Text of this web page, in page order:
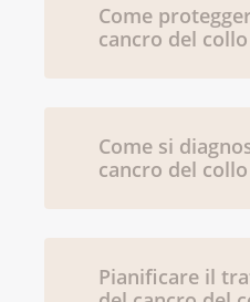
Come
cancro del collo
Come si
cancro del collo
Pianificare il